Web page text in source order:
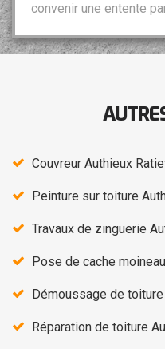
convenir une entente
Couvreur Authieux
Peinture sur toiture
Travaux de zinguerie
Pose de cache
Démoussage de
Réparation de toiture